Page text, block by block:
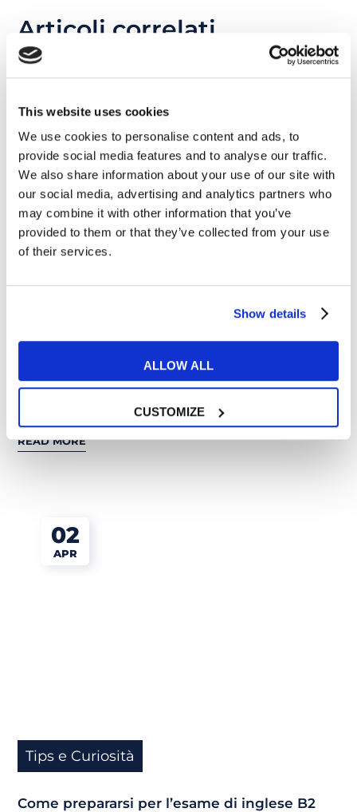
This website uses cookies
We use cookies to personalise content and ads, to
provide social media features and to analyse our traffic.
We also share information about your use of our site with
our social media, advertising and analytics partners who
may combine it with other information that you’ve
provided to them or that they’ve collected from your use
of their services.
Show details
ALLOW ALL
CUSTOMIZE
Articoli correlati
17
Consigli di lettura in inglese per adolescenti:
i migliori libri per ragazzi di 12 anni!
READ MORE
02
APR
Tips e Curiosità
Come prepararsi per l’esame di inglese B2